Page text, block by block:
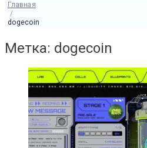
Главная
/
dogecoin
Метка: dogecoin